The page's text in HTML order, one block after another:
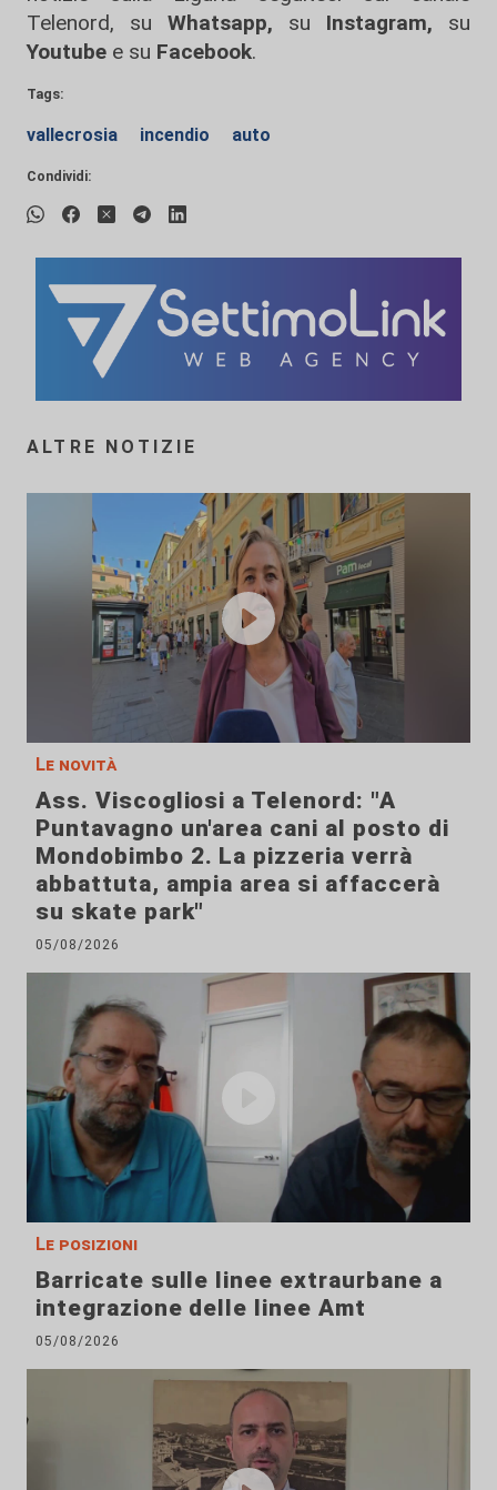
Telenord, su
Whatsapp, su Instagram, su
Youtube e su Facebook.
Tags:
vallecrosia incendio auto
Condividi:
ALTRE NOTIZIE
Le novità
Ass. Viscogliosi a Telenord: "A
Puntavagno un'area cani al posto di
Mondobimbo 2. La pizzeria verrà
abbattuta, ampia area si affaccerà
su skate park"
05/08/2026
Le posizioni
Barricate sulle linee extraurbane a
integrazione delle linee Amt
05/08/2026